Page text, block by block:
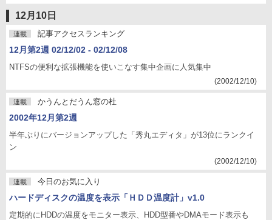
12月10日
連載 記事アクセスランキング
12月第2週 02/12/02 - 02/12/08
NTFSの便利な拡張機能を使いこなす集中企画に人気集中
(2002/12/10)
連載 かうんとだうん窓の杜
2002年12月第2週
半年ぶりにバージョンアップした「秀丸エディタ」が13位にランクイ
ン
(2002/12/10)
連載 今日のお気に入り
ハードディスクの温度を表示「ＨＤＤ温度計」v1.0
定期的にHDDの温度をモニター表示、HDD型番やDMAモード表示も